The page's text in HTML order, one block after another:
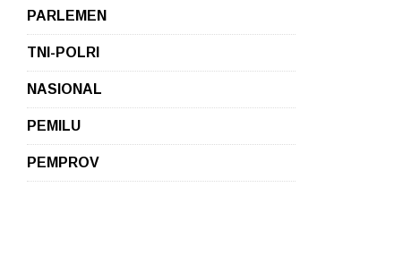
PARLEMEN
TNI-POLRI
NASIONAL
PEMILU
PEMPROV